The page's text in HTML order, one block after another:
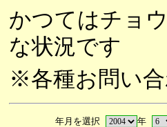
かつてはチョ
な状況です
※各種お問い合
年月を選択 年